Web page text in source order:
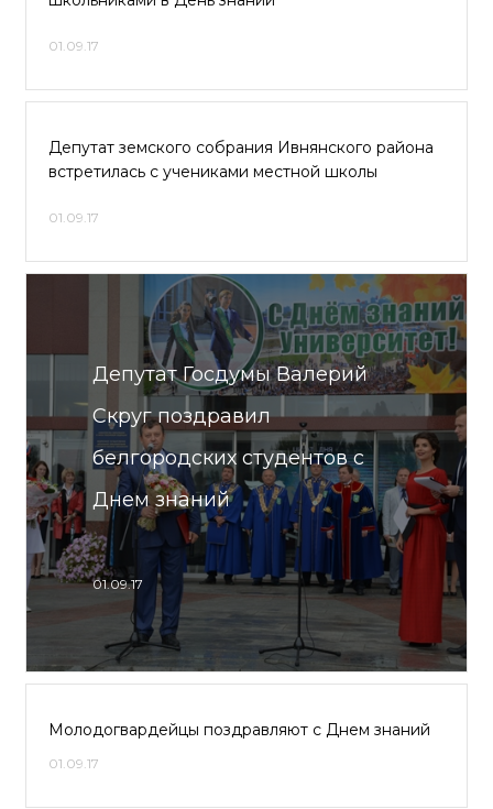
01.09.17
Депутат земского собрания Ивнянского района
встретилась с учениками местной школы
01.09.17
Депутат Госдумы Валерий
Скруг поздравил
белгородских студентов с
Днем знаний
01.09.17
Молодогвардейцы поздравляют с Днем знаний
01.09.17